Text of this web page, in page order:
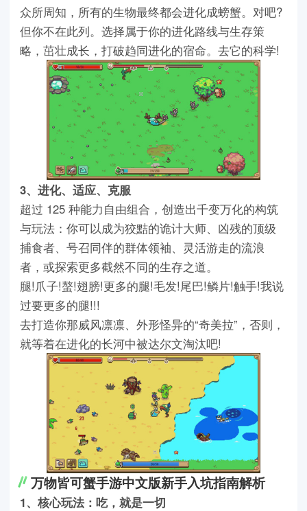
众所周知，所有的生物最终都会进化成螃蟹。对吧?
但你不在此列。选择属于你的进化路线与生存策
略，茁壮成长，打破趋同进化的宿命。去它的科学!
3、进化、适应、克服
超过 125 种能力自由组合，创造出千变万化的构筑
与玩法：你可以成为狡黠的诡计大师、凶残的顶级
捕食者、号召同伴的群体领袖、灵活游走的流浪
者，或探索更多截然不同的生存之道。
腿!爪子!螯!翅膀!更多的腿!毛发!尾巴!鳞片!触手!我说
过要更多的腿!!!
去打造你那威风凛凛、外形怪异的“奇美拉”，否则，
就等着在进化的长河中被达尔文淘汰吧!
万物皆可蟹手游中文版新手入坑指南解析
1、核心玩法：吃，就是一切